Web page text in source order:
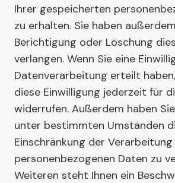
Ihrer gespeicherten
zu erhalten. Sie haben
Berichtigung oder Löschung
verlangen. Wenn Sie eine
Datenverarbeitung erteilt
diese Einwilligung jederzeit für
widerrufen. Außerdem haben
unter bestimmten Umständen
Einschränkung der Verarbeitung
personenbezogenen Daten zu
Weiteren steht Ihnen ein